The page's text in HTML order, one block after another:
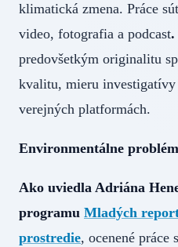
klimatická zmena. Práce
video, fotografia a podcast.
predovšetkým originalitu
kvalitu, mieru
verejných platformách.
Environmentálne
Ako uviedla Adriána
programu Mladých
prostredie, ocenené práce